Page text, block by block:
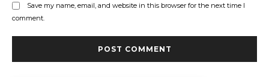
Save my name, email, and website in this browser for the next time I
comment.